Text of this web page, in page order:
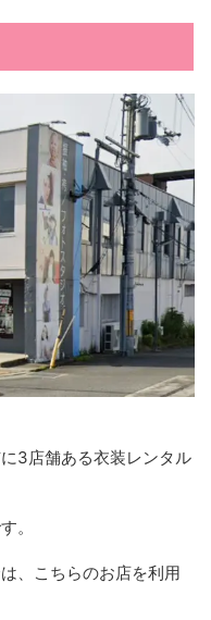
3店舗ある衣装レンタル
。
、こちらのお店を利用